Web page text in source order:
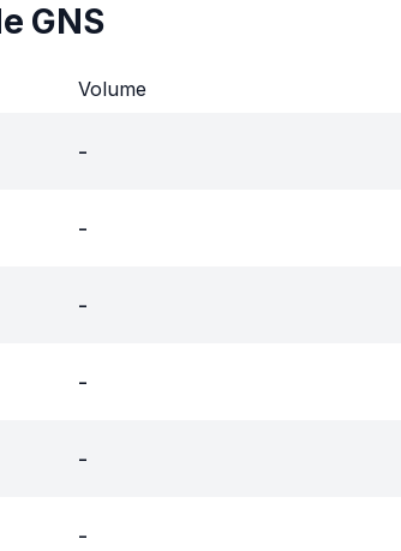
GNS
Volume
-
-
-
-
-
-